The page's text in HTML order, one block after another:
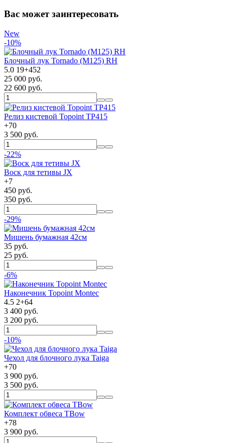
Вас может заинтересовать
New
-10%
Блочный лук Tornado (M125) RH
5.0 19+452
25 000 руб.
22 600 руб.
Релиз кистевой Topoint TP415
+70
3 500 руб.
-22%
Воск для тетивы JX
+7
450 руб.
350 руб.
-29%
Мишень бумажная 42см
35 руб.
25 руб.
-6%
Наконечник Topoint Montec
4.5 2+64
3 400 руб.
3 200 руб.
-10%
Чехол для блочного лука Taiga
+70
3 900 руб.
3 500 руб.
Комплект обвеса TBow
+78
3 900 руб.